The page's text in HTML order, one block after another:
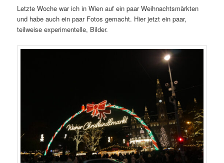
Letzte Woche war ich in Wien auf ein paar Weihnachtsmärkten
und habe auch ein paar Fotos gemacht. Hier jetzt ein paar,
teilweise experimentelle, Bilder.